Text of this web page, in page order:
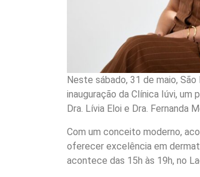
Neste sábado, 31 de maio,
inauguração da Clínica Iúvi, um
Dra. Lívia Eloi e Dra. Fernanda
Com um conceito moderno,
oferecer excelência em
acontece das 15h às 19h, no